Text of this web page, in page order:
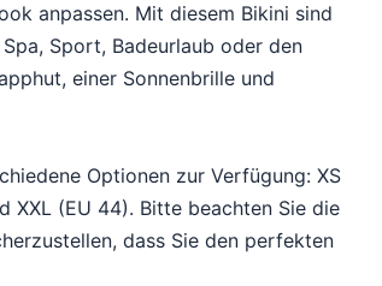
anpassen. Mit diesem Bikini sind
Sport, Badeurlaub oder den
einer Sonnenbrille und
Optionen zur Verfügung: XS
XXL (EU 44). Bitte beachten Sie die
dass Sie den perfekten